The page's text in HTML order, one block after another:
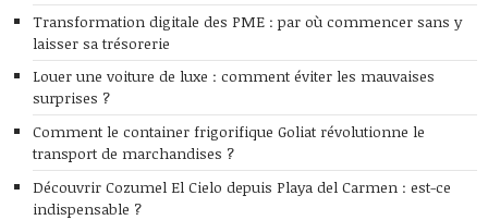
Transformation digitale des PME : par où commencer sans y
laisser sa trésorerie
Louer une voiture de luxe : comment éviter les mauvaises
surprises ?
Comment le container frigorifique Goliat révolutionne le
transport de marchandises ?
Découvrir Cozumel El Cielo depuis Playa del Carmen : est-ce
indispensable ?